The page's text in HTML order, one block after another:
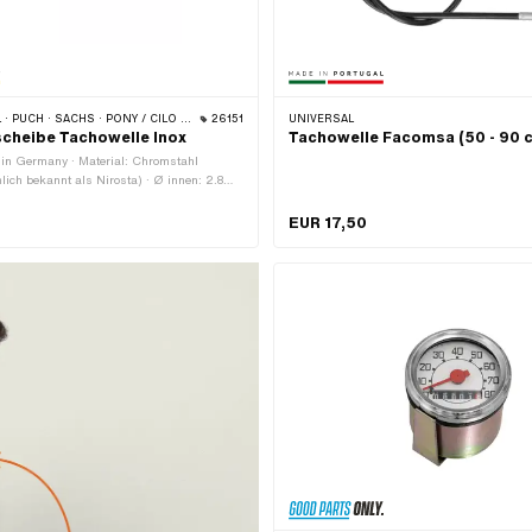
· TOMOS · BYE BIKE · ALPA CHOPPER / TURBO · CILO · DKW · FANTIC · GARELLI · HONDA · HERCULES · ILO / JLO · KREIDLER · MALAGUTI · MBK / MOTOBÉCANE · MIELE · SUZUKI · MONARK · PEUGEOT · VICTORIA · YAMAHA · ZÜNDAPP · FRANCO MORINI 26151
Tachowelle Inox
Germany · Material: Chromstahl
bekannt als Nirosta) · Ø innen: 2.8
Ø aussen: 7.7 mm · Dicke: 0.8 mm
UNIVERSAL
Tachowelle Facomsa (50 - 90
EUR 17,50